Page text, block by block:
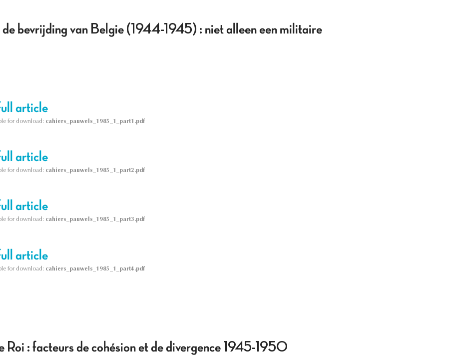
de bevrijding van Belgie (1944-1945) : niet alleen een militaire
article
for download: cahiers_pauwels_1985_1_part1.pdf
article
for download: cahiers_pauwels_1985_1_part2.pdf
article
for download: cahiers_pauwels_1985_1_part3.pdf
article
for download: cahiers_pauwels_1985_1_part4.pdf
Roi : facteurs de cohésion et de divergence 1945-1950